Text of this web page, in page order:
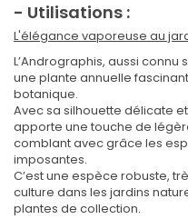
- Utilisations :
L'élégance vaporeuse au
L’Andrographis, aussi connu
une plante annuelle
botanique.
Avec sa silhouette délicate
apporte une touche de
comblant avec grâce les
imposantes.
C’est une espèce robuste,
culture dans les jardins
plantes de collection.